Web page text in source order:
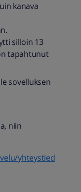
kanava
silloin 13
tapahtunut
sovelluksen
niin
yhteystied